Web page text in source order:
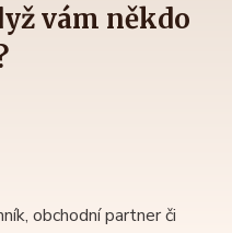
vám někdo
obchodní partner či